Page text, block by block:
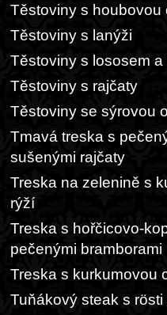
Těstoviny s houbovou
Těstoviny s lanýži
Těstoviny s lososem
Těstoviny s rajčaty
Těstoviny se sýrovou
Tmavá treska s
sušenými rajčaty
Treska na zelenině s
rýží
Treska s hořčicovo-
pečenými bramborami
Treska s kurkumovou
Tuňákový steak s rösti